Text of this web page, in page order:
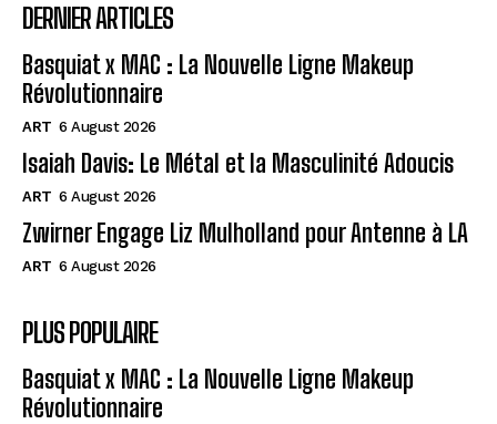
DERNIER ARTICLES
Basquiat x MAC : La Nouvelle Ligne Makeup
Révolutionnaire
ART 6 August 2026
Isaiah Davis: Le Métal et la Masculinité Adoucis
ART 6 August 2026
Zwirner Engage Liz Mulholland pour Antenne à LA
ART 6 August 2026
PLUS POPULAIRE
Basquiat x MAC : La Nouvelle Ligne Makeup
Révolutionnaire